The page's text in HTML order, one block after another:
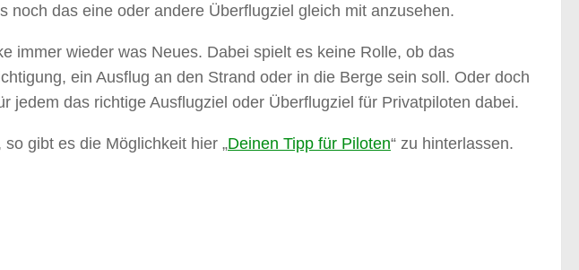
das eine oder andere Überflugziel gleich mit anzusehen.
immer wieder was Neues. Dabei spielt es keine Rolle, ob das
ein Ausflug an den Strand oder in die Berge sein soll. Oder doch
das richtige Ausflugziel oder Überflugziel für Privatpiloten dabei.
gibt es die Möglichkeit hier „Deinen Tipp für Piloten“ zu hinterlassen.